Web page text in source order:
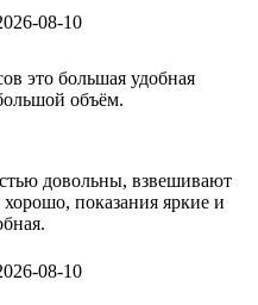
08-10
это большая удобная
объём.
довольны, взвешивают
показания яркие и
08-10